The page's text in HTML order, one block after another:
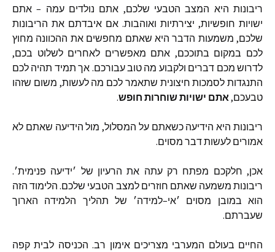
ריבונות היא המצב הטבעי שלכם, אתם נולדים עמה – אתם
ישויות חופשיות, יצירתיות ואוהבות. אם איבדתם את הריבונות
שלכם, משמעות הדבר היא שאתם מחפשים את ההכוונה מחוץ
לכם במקום בתוככם, אתם מאפשרים לאחרים לשלוט בכם,
לדרוש מכם דברים ולקבוע מה טובעבורכם. אך תמיד תהיה לכם
התנגדות לסמכות חיצונית שתאמר לכם מה לעשות, משום שזהו
טבעכם, אתם ישויותשוחרות חופש.
ריבונות היא הידיעה כשאתם על המסלול, מול הידיעה שאתם לא
אמורים לעשותדבר מסוים.
אכן, חלקכם מפתח רק עתה את הרעיון של ׳ידיעה פנימית׳.
ריבונות משמעה שאתם חוזרים למצב הטבעי שלכם. הלימוד הזה
הוא במובן מסוים ׳אי–למידה׳ של תהליך הלמידה הארוך
שעברתם.
החיים בעולם המערבי מצריכים אימון רב. הכניסה לבית קפה